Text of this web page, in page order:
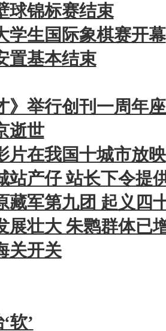
球锦标赛结束
学生国际象棋赛开幕
置基本结束
》举行创刊一周年
逝世
片在我国十城市放映
站产仔 站长下令提
藏军第九团 起义四
展壮大 朱鹮群体已
关开关
软’